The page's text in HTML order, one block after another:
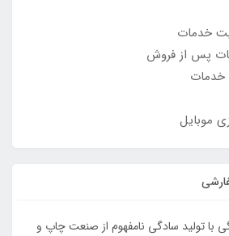
خدمات
پس از فروش
خدمات
موبایل
با تولید سادگی نامفهوم از صنعت چاپ و